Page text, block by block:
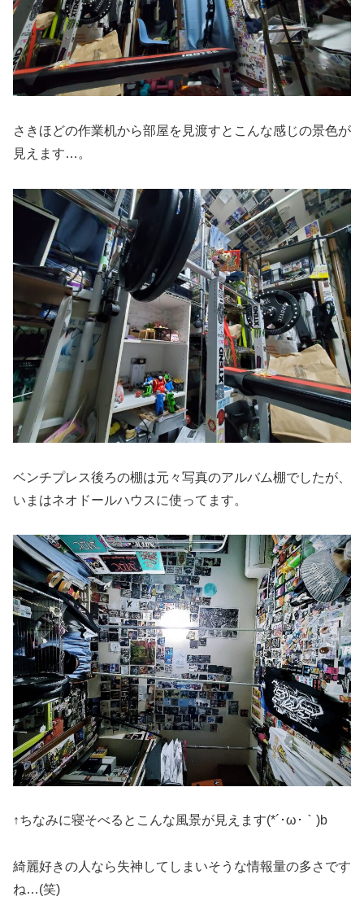
さきほどの作業机から部屋を見渡すとこんな感じの景色が
見えます…。
ベンチプレス後ろの棚は元々写真のアルバム棚でしたが、
いまはネオドールハウスに使ってます。
↑ちなみに寝そべるとこんな風景が見えます(*´･ω･｀)b
綺麗好きの人なら失神してしまいそうな情報量の多さです
ね…(笑)